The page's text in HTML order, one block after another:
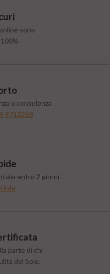
sono
e consulenza
9712258
entro 2 giorni
info
parte di chi
del Sole.